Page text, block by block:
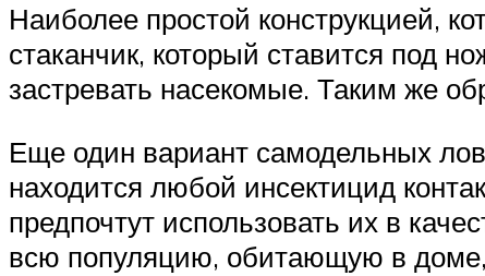
Наиболее простой конструкцией,
стаканчик, который ставится под
застревать насекомые. Таким же
Еще один вариант самодельных
находится любой инсектицид
предпочтут использовать их в
всю популяцию, обитающую в доме,